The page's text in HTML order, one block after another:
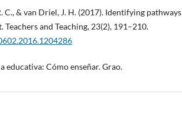
C., & van Driel, J. H. (2017). Identifying pathways
Teachers and Teaching, 23(2), 191–210.
educativa: Cómo enseñar. Grao.